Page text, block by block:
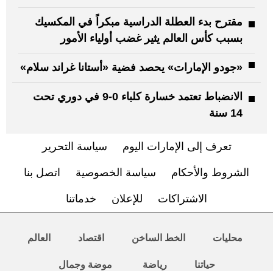
مقترح بدء العطلة الدراسية مبكراً في المكسيك
بسبب كأس العالم يثير غضب أولياء الأمور
«جودو الإمارات» يحصد فضية «أستانا غراند سلام»
الانضباط تعتمد خسارة كلباء 0-9 في دوري تحت
14 سنة
تعرف إلى الإمارات اليوم سياسة التحرير
الشروط والأحكام سياسة الخصوصية اتصل بنا
الاشتراكات للإعلان خدماتنا
محليات الخط الساخن اقتصاد العالم
حياتنا رياضة موضة وجمال